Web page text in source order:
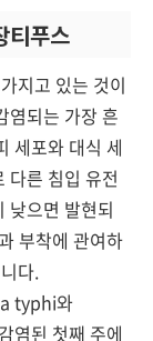
티푸스
지고 있는 것이
염되는 가장 흔
세포와 대식 세
다른 침입 유전
낮으면 발현되
부착에 관여하
다.
typhi와
염된 첫째 주에